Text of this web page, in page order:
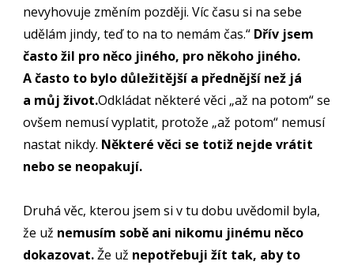
nevyhovuje změním později. Víc času si na sebe
udělám jindy, teď to na to nemám čas.“ Dřív jsem
často žil pro něco jiného, pro někoho jiného.
A často to bylo důležitější a přednější než já
a můj život.Odkládat některé věci „až na potom“ se
ovšem nemusí vyplatit, protože „až potom“ nemusí
nastat nikdy. Některé věci se totiž nejde vrátit
nebo se neopakují.
Druhá věc, kterou jsem si v tu dobu uvědomil byla,
že už nemusím sobě ani nikomu jinému něco
dokazovat.Že už nepotřebuji žít tak, aby to